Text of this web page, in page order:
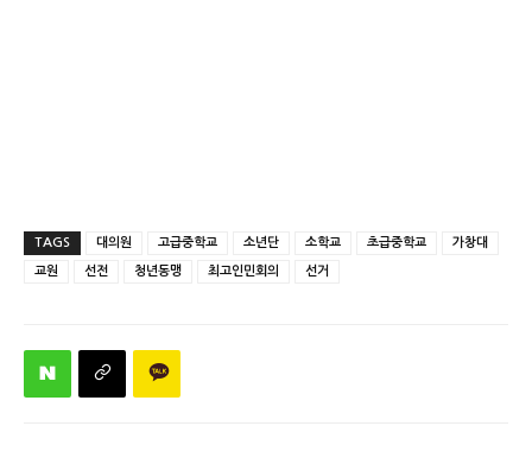
TAGS 대의원 고급중학교 소년단 소학교 초급중학교 가창대
교원 선전 청년동맹 최고인민회의 선거